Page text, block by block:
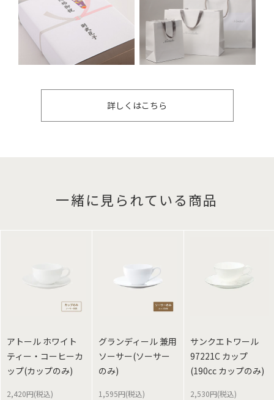
詳しくはこちら
一緒に見られている商品
アトール ホワイト
ティー・コーヒーカ
ップ(カップのみ)
2,420円(税込)
グランディール 兼用
ソーサー(ソーサー
のみ)
1,595円(税込)
サンクエトワール
97221C カップ
(190cc カップのみ)
2,530円(税込)